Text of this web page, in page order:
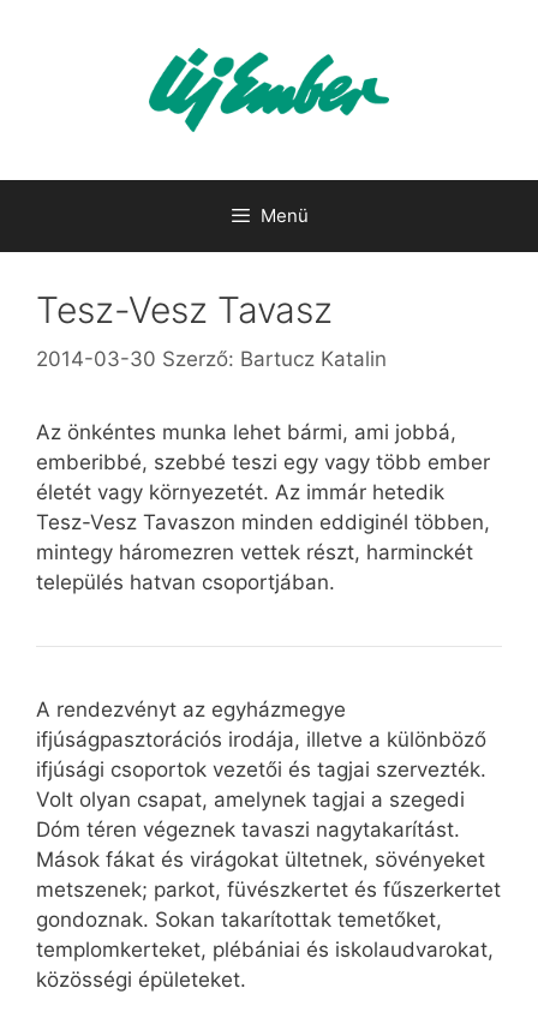
Menü
Tesz-Vesz Tavasz
2014-03-30 Szerző: Bartucz Katalin
Az önkéntes munka lehet bármi, ami jobbá,
emberibbé, szebbé teszi egy vagy több ember
életét vagy környezetét. Az immár hetedik
Tesz-Vesz Tavaszon minden eddiginél többen,
mintegy háromezren vettek részt, harminckét
település hatvan csoportjában.
A rendezvényt az egyházmegye
ifjúságpasztorációs irodája, illetve a különböző
ifjúsági csoportok vezetői és tagjai szervezték.
Volt olyan csapat, amelynek tagjai a szegedi
Dóm téren végeznek tavaszi nagytakarítást.
Mások fákat és virágokat ültetnek, sövényeket
metszenek; parkot, füvészkertet és fűszerkertet
gondoznak. Sokan takarítottak temetőket,
templomkerteket, plébániai és iskolaudvarokat,
közösségi épületeket.